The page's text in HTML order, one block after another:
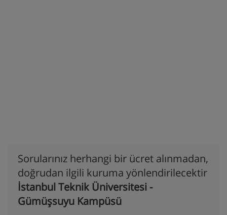
Sorularınız herhangi bir ücret alınmadan,
doğrudan ilgili kuruma yönlendirilecektir
İstanbul Teknik Üniversitesi -
Gümüşsuyu Kampüsü